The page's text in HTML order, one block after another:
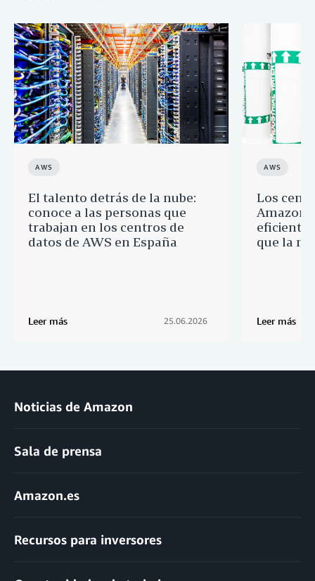
AWS
El talento detrás de la nube:
conoce a las personas que
trabajan en los centros de
datos de AWS en España
Leer más 25.06.2026
AWS
Los
Amazon
que la
Leer más
Noticias de Amazon
Sala de prensa
Amazon.es
Recursos para inversores